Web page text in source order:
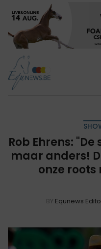
Rob Ehrens:
maar anders!
onze
BY Equnews